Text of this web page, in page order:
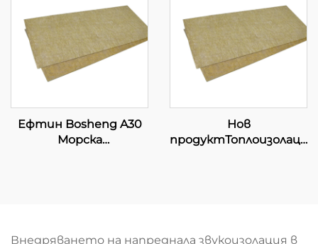
Звукоизолация
Каменна минерална
вълна Покривка
индустриална
изолационна обвивка
Ефтин Bosheng A30
Морска
вълна Строителна
Нов
Внедряването на напреднала звукоизолация в